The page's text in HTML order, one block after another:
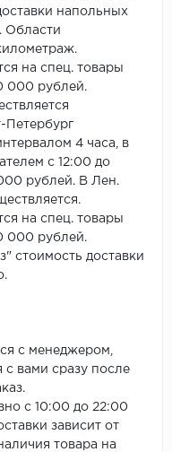
SPC Betta
SPC DEW
SPC Ideal Flooring
SPC Kronostep
SPC Promo
Tarkett
напольных
Области
на спец. товары
000 рублей.
Петербург
4 часа, в
с 12:00 до
рублей. В Лен.
на спец. товары
000 рублей.
стоимость доставки
с менеджером,
с вами сразу после
с 10:00 до 22:00
зависит от
товара на